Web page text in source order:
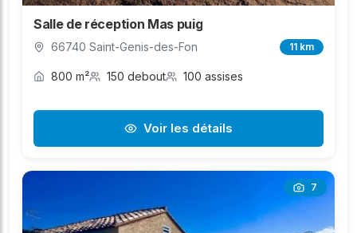
Salle de réception Mas puig
66740 Saint-Genis-des-Fon 11 km
800 m² 150 debout 100 assises
Voir les détails
7